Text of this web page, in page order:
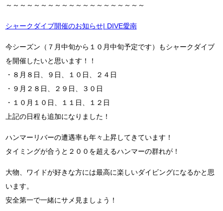
～～～～～～～～～～～～～～～～～～～～
シャークダイブ開催のお知らせ| DIVE愛南
今シーズン（７月中旬から１０月中旬予定です）もシャークダイブ
を開催したいと思います！！
・８月８日、９日、１０日、２４日
・９月２８日、２９日、３０日
・１０月１０日、１１日、１２日
上記の日程も追加になりました！
ハンマーリバーの遭遇率も年々上昇してきています！
タイミングが合うと２００を超えるハンマーの群れが！
大物、ワイドが好きな方には最高に楽しいダイビングになるかと思
います。
安全第一で一緒にサメ見ましょう！